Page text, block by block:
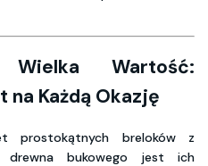
Wielka Wartość:
na Każdą Okazję
prostokątnych breloków z
bukowego jest ich